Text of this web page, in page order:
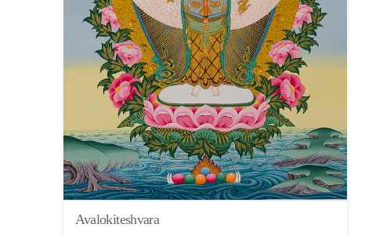
Avalokiteshvara